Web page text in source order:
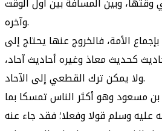
وآخره.
الأمة، فالخروج عنها يحتاج إلى
كحديث معاذ وغيره أحاديث آحاد،
ولا يمكن ترك القطعي إلى الآحاد.
بن مسعود وهو أكثر الناس تمسكا بما
عليه وسلم قولا وفعلا؛ فقد جاء عنه